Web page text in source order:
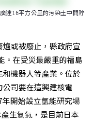
達16平方公里的污染土中間貯
或被廢止，縣政府宣
。在受災最嚴重的福島
機器人等產業。位於
司要在這興建核電
開始設立氫能研究場
生氫氣，是目前日本